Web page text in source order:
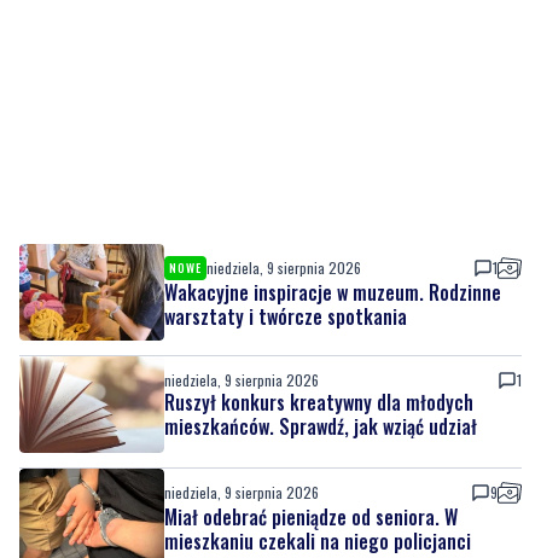
NOWE niedziela, 9 sierpnia 2026 1
Wakacyjne inspiracje w muzeum. Rodzinne
warsztaty i twórcze spotkania
niedziela, 9 sierpnia 2026 1
Ruszył konkurs kreatywny dla młodych
mieszkańców. Sprawdź, jak wziąć udział
niedziela, 9 sierpnia 2026 9
Miał odebrać pieniądze od seniora. W
mieszkaniu czekali na niego policjanci